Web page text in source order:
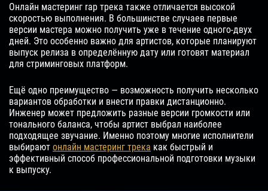
Онлайн мастеринг rap трека также отличается высокой
скоростью выполнения. В большинстве случаев первые
версии мастера можно получить уже в течение одного-двух
дней. Это особенно важно для артистов, которые планируют
выпуск релиза в определённую дату или готовят материал
для стриминговых платформ.
Ещё одно преимущество — возможность получить несколько
вариантов обработки и внести правки дистанционно.
Инженер может предложить разные версии громкости или
тонального баланса, чтобы артист выбрал наиболее
подходящее звучание. Именно поэтому многие исполнители
выбирают онлайн мастеринг трека как быстрый и
эффективный способ профессиональной подготовки музыки
к выпуску.